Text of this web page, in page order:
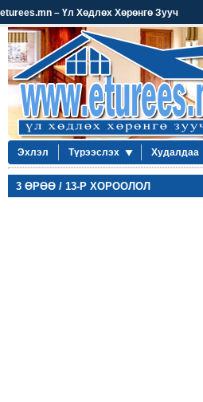
eturees.mn – Үл Хөдлөх Хөрөнгө Зууч
Эхлэл Түрээслэх Худалдаа
3 ӨРӨӨ / 13-Р ХОРООЛОЛ